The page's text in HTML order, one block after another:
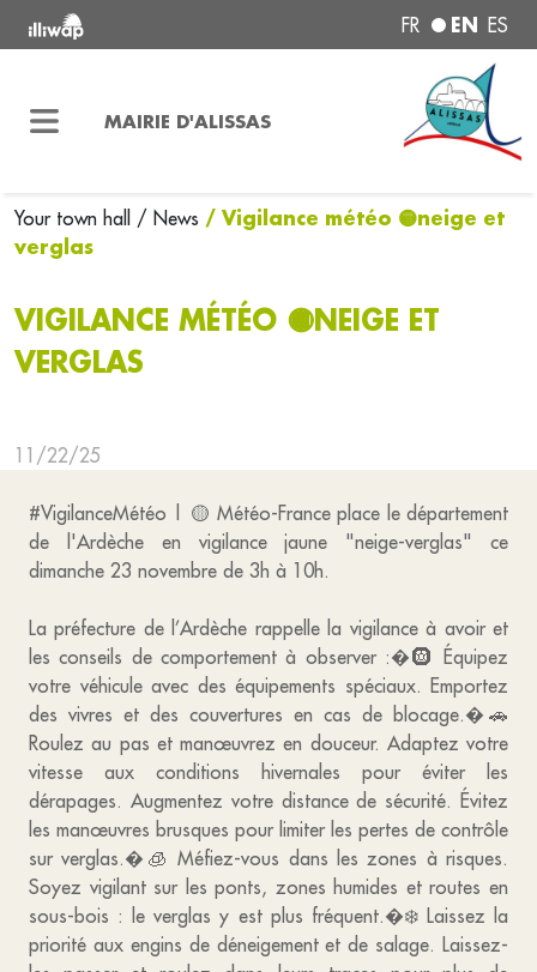
FR EN ES
MAIRIE D'ALISSAS
Your town hall / News / Vigilance météo 🟡neige et
verglas
VIGILANCE MÉTÉO 🟡NEIGE ET
VERGLAS
11/22/25
#VigilanceMétéo | 🟡 Météo-France place le département
de l'Ardèche en vigilance jaune "neige-verglas" ce
dimanche 23 novembre de 3h à 10h.
La préfecture de l’Ardèche rappelle la vigilance à avoir et
les conseils de comportement à observer :�🛞 Équipez
votre véhicule avec des équipements spéciaux. Emportez
des vivres et des couvertures en cas de blocage.�🚗
Roulez au pas et manœuvrez en douceur. Adaptez votre
vitesse aux conditions hivernales pour éviter les
dérapages. Augmentez votre distance de sécurité. Évitez
les manœuvres brusques pour limiter les pertes de contrôle
sur verglas.�🧊 Méfiez-vous dans les zones à risques.
Soyez vigilant sur les ponts, zones humides et routes en
sous-bois : le verglas y est plus fréquent.�❄️ Laissez la
priorité aux engins de déneigement et de salage. Laissez-